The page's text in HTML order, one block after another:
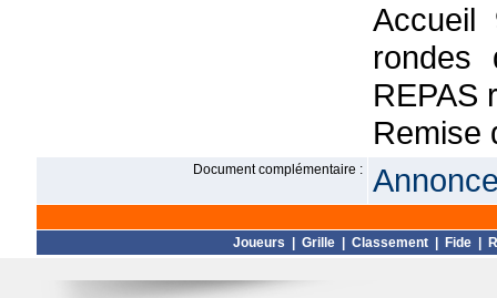
Accueil
rondes
REPAS
Remise
Document complémentaire :
Joueurs Grille| Classement| Fide|